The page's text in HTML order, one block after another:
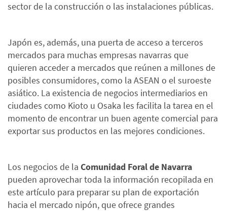
sector de la construcción o las instalaciones públicas.
Japón es, además, una puerta de acceso a terceros
mercados para muchas empresas navarras que
quieren acceder a mercados que reúnen a millones de
posibles consumidores, como la ASEAN o el suroeste
asiático. La existencia de negocios intermediarios en
ciudades como Kioto u Osaka les facilita la tarea en el
momento de encontrar un buen agente comercial para
exportar sus productos en las mejores condiciones.
Los negocios de la Comunidad Foral de Navarra
pueden aprovechar toda la información recopilada en
este artículo para preparar su plan de exportación
hacia el mercado nipón, que ofrece grandes